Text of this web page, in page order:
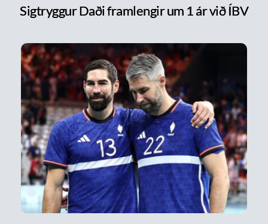
Sigtryggur Daði framlengir um 1 ár við ÍBV